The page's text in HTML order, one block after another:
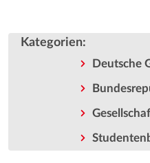
Kategorien:
Deutsche